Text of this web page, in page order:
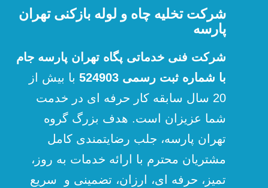
شرکت تخلیه چاه و لوله بازکنی تهران
پارسه
شرکت فنی خدماتی پگاه تهران پارسه جام
با شماره ثبت رسمی 524903
با بیش از
20 سال سابقه کار حرفه ای در خدمت
شما عزیزان است. هدف بزرگ گروه
تهران پارسه، جلب رضایتمندی کامل
مشتریان محترم با ارائه خدمات به روز،
تمیز، حرفه ای، ارزان، تضمینی و سریع